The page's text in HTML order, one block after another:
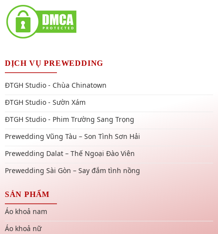
DỊCH VỤ PREWEDDING
ĐTGH Studio - Chùa Chinatown
ĐTGH Studio - Sườn Xám
ĐTGH Studio - Phim Trường Sang Trọng
Prewedding Vũng Tàu – Son Tình Sơn Hải
Prewedding Dalat – Thế Ngoại Đào Viên
Prewedding Sài Gòn – Say đắm tình nồng
SẢN PHẨM
Áo khoả nam
Áo khoả nữ